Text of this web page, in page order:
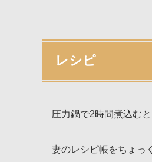
レシピ
圧力鍋で2時間煮込む
妻のレシピ帳をちょっ